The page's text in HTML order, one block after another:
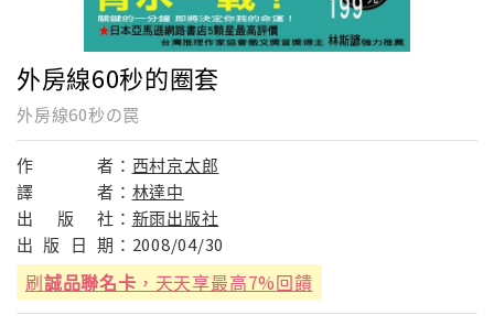
外房線60秒的圈套
外房線60秒の罠
作 者： 西村京太郎
譯
者： 林達中
出
版 社： 新雨出版社
出 版 日 期： 2008/04/30
刷誠品聯名卡 ，天天享最高7%回饋